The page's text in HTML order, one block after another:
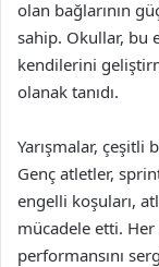
olan bağlarının
sahip. Okullar, bu
kendilerini
olanak tanıdı.
Yarışmalar,
Genç atletler,
engelli koşuları,
mücadele etti.
performansını